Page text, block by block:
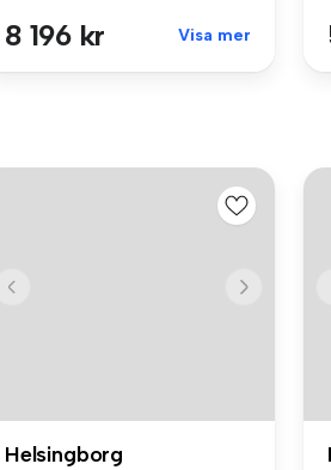
8 196 kr Visa mer
Helsingborg